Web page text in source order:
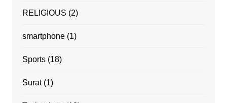
RELIGIOUS (2)
smartphone(1)
Sports(18)
Surat(1)